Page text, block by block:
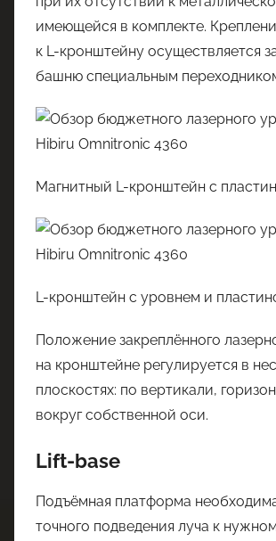
имеющейся в комплекте.
к L-кронштейну осуществляется
башню специальным
Магнитный L-кронштейн с
L-кронштейн с уровнем и
Положение закреплённого
на кронштейне регулируется в
плоскостях: по вертикали,
вокруг собственной оси.
Lift-base
Подъёмная платформа
точного подведения луча к